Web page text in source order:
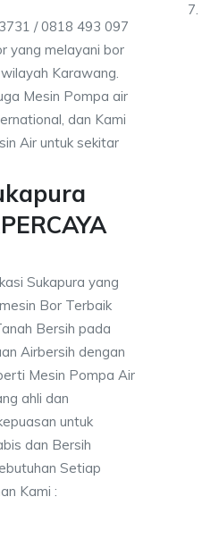
/ 0818 493 097
yang melayani bor
Karawang.
Mesin Pompa air
dan Kami
Air untuk sekitar
Sukapura yang
Bor Terbaik
Bersih pada
Airbersih dengan
Mesin Pompa Air
ahli dan
untuk
dan Bersih
Setiap
Kami :